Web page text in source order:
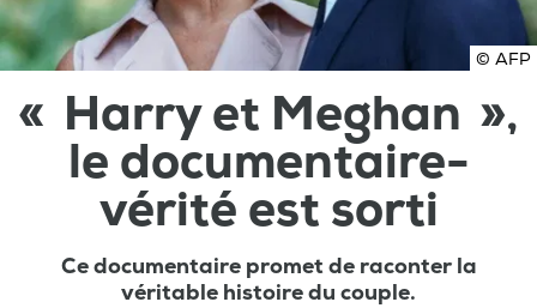
© AFP
« Harry et Meghan »,
le documentaire-
vérité est sorti
Ce documentaire promet de raconter la
véritable histoire du couple.